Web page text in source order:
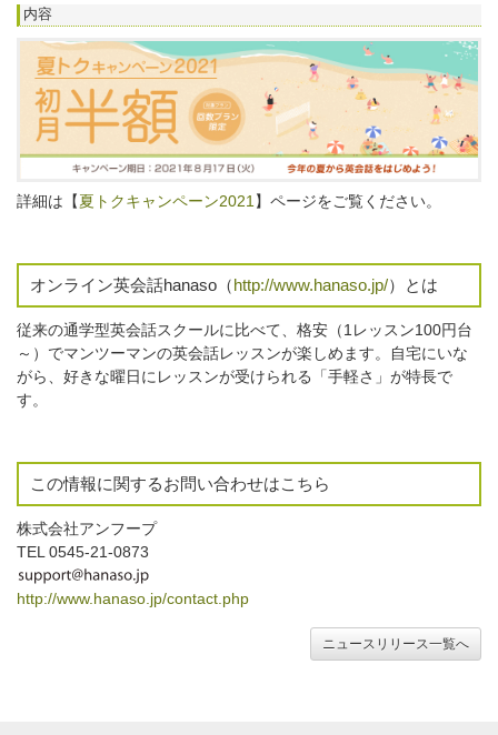
内容
詳細は【夏トクキャンペーン2021 】ページをご覧ください。
オンライン英会話hanaso（http://www.hanaso.jp/）とは
従来の通学型英会話スクールに比べて、格安（1レッスン100円台
～）でマンツーマンの英会話レッスンが楽しめます。自宅にいな
がら、好きな曜日にレッスンが受けられる「手軽さ」が特長で
す。
この情報に関するお問い合わせはこちら
株式会社アンフープ
TEL 0545-21-0873
http://www.hanaso.jp/contact.php
ニュースリリース一覧へ